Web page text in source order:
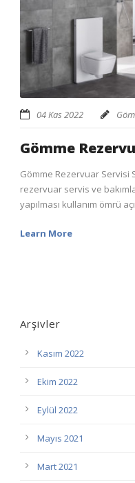
04 Kas 2022
Gömme
Gömme Rezervuar Servisi
rezervuar servis ve
yapılması kullanım ömrü
Learn More
Arşivler
Kasım 2022
Ekim 2022
Eylül 2022
Mayıs 2021
Mart 2021